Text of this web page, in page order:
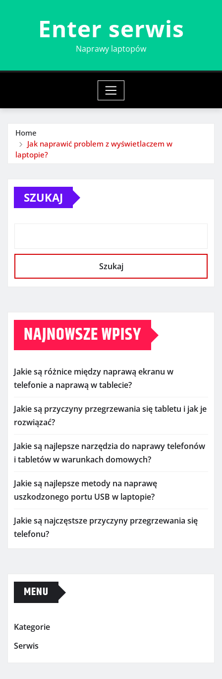
Enter serwis
Naprawy laptopów
Home
Jak naprawić problem z wyświetlaczem w
laptopie?
SZUKAJ
Szukaj
NAJNOWSZE WPISY
Jakie są różnice między naprawą ekranu w
telefonie a naprawą w tablecie?
Jakie są przyczyny przegrzewania się tabletu i jak je
rozwiązać?
Jakie są najlepsze narzędzia do naprawy telefonów
i tabletów w warunkach domowych?
Jakie są najlepsze metody na naprawę
uszkodzonego portu USB w laptopie?
Jakie są najczęstsze przyczyny przegrzewania się
telefonu?
MENU
Kategorie
Serwis